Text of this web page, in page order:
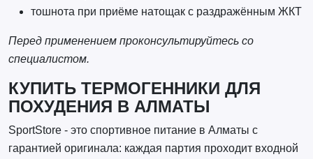
тошнота при приёме натощак с раздражённым ЖКТ
Перед применением проконсультируйтесь со
специалистом.
КУПИТЬ ТЕРМОГЕННИКИ ДЛЯ
ПОХУДЕНИЯ В АЛМАТЫ
SportStore - это спортивное питание в Алматы с
гарантией оригинала: каждая партия проходит входной